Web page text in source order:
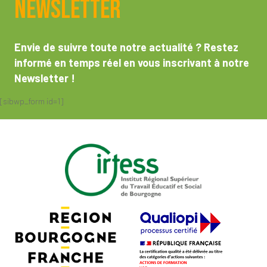
Newsletter
Envie de suivre toute notre actualité ? Restez
informé en temps réel en vous inscrivant à notre
Newsletter !
[sibwp_form id=1]